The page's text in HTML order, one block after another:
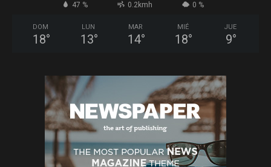
47 % 0.2kmh 0 %
DOM
18°
LUN
13°
MAR
14°
MIÉ
18°
JUE
9°